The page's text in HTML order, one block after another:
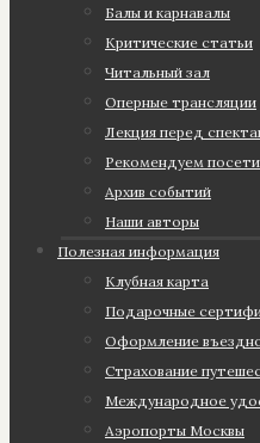
Балы и карнавалы
Критические статьи
Читальный зал
Оперные трансляции
Лекция перед
Рекомендуем
Архив событий
Наши авторы
Полезная информация
Клубная карта
Подарочные
Оформление
Страхование
Международное
Аэропорты Москвы